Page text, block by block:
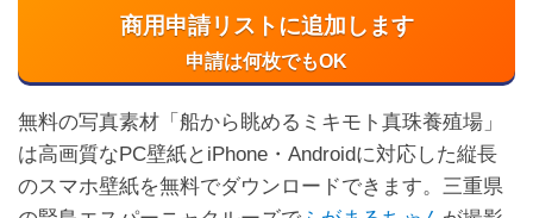
商用申請リストに追加します
申請は何枚でもOK
無料の写真素材「船から眺めるミキモト真珠養殖場」
は高画質なPC壁紙とiPhone・Androidに対応した縦長
のスマホ壁紙を無料でダウンロードできます。三重県